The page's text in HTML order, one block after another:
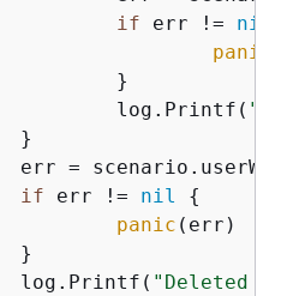
if err != nil
panic
			log.Printf(
if err != nil
{
panic (err)
		log.Printf(
"Deleted